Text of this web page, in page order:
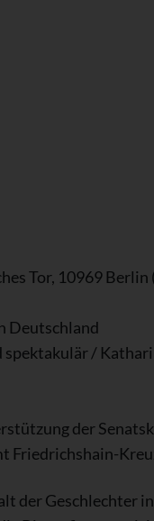
Tor, 10969 Berlin
Deutschland
/
der
Friedrichshain-
der Geschlechter